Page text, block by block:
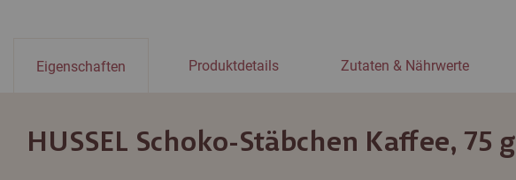
Eigenschaften
HUSSEL Schoko-Stäbchen Kaffee, 75 g
Produktdetails Zutaten & Nährwerte